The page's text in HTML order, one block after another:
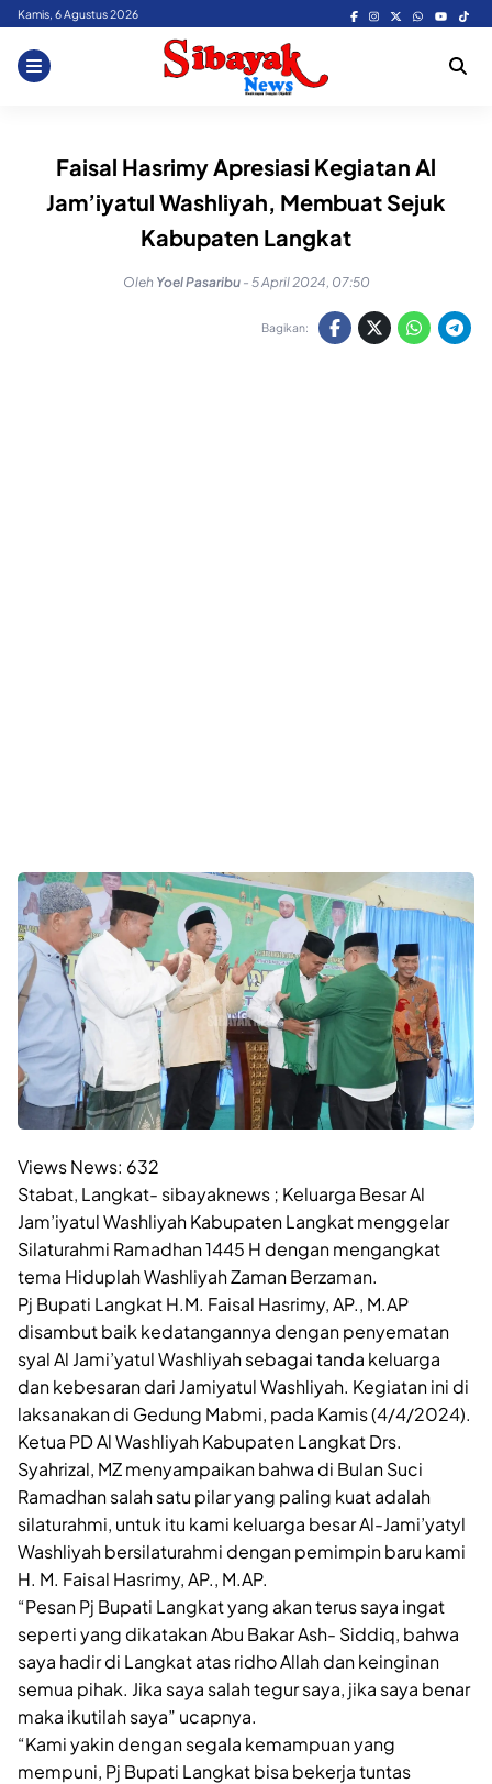
Skip
content
Kamis, 6 Agustus 2026
Faisal Hasrimy Apresiasi Kegiatan Al
Jam’iyatul Washliyah, Membuat Sejuk
Kabupaten Langkat
Oleh Yoel Pasaribu - 5 April 2024, 07:50
Bagikan:
Views News: 632
Stabat, Langkat- sibayaknews ; Keluarga Besar Al
Jam’iyatul Washliyah Kabupaten Langkat menggelar
Silaturahmi Ramadhan 1445 H dengan mengangkat
tema Hiduplah Washliyah Zaman Berzaman.
Pj Bupati Langkat H.M. Faisal Hasrimy, AP., M.AP
disambut baik kedatangannya dengan penyematan
syal Al Jami’yatul Washliyah sebagai tanda keluarga
dan kebesaran dari Jamiyatul Washliyah. Kegiatan ini di
laksanakan di Gedung Mabmi, pada Kamis (4/4/2024).
Ketua PD Al Washliyah Kabupaten Langkat Drs.
Syahrizal, MZ menyampaikan bahwa di Bulan Suci
Ramadhan salah satu pilar yang paling kuat adalah
silaturahmi, untuk itu kami keluarga besar Al-Jami’yatyl
Washliyah bersilaturahmi dengan pemimpin baru kami
H. M. Faisal Hasrimy, AP., M.AP.
“Pesan Pj Bupati Langkat yang akan terus saya ingat
seperti yang dikatakan Abu Bakar Ash- Siddiq, bahwa
saya hadir di Langkat atas ridho Allah dan keinginan
semua pihak. Jika saya salah tegur saya, jika saya benar
maka ikutilah saya” ucapnya.
“Kami yakin dengan segala kemampuan yang
mempuni, Pj Bupati Langkat bisa bekerja tuntas